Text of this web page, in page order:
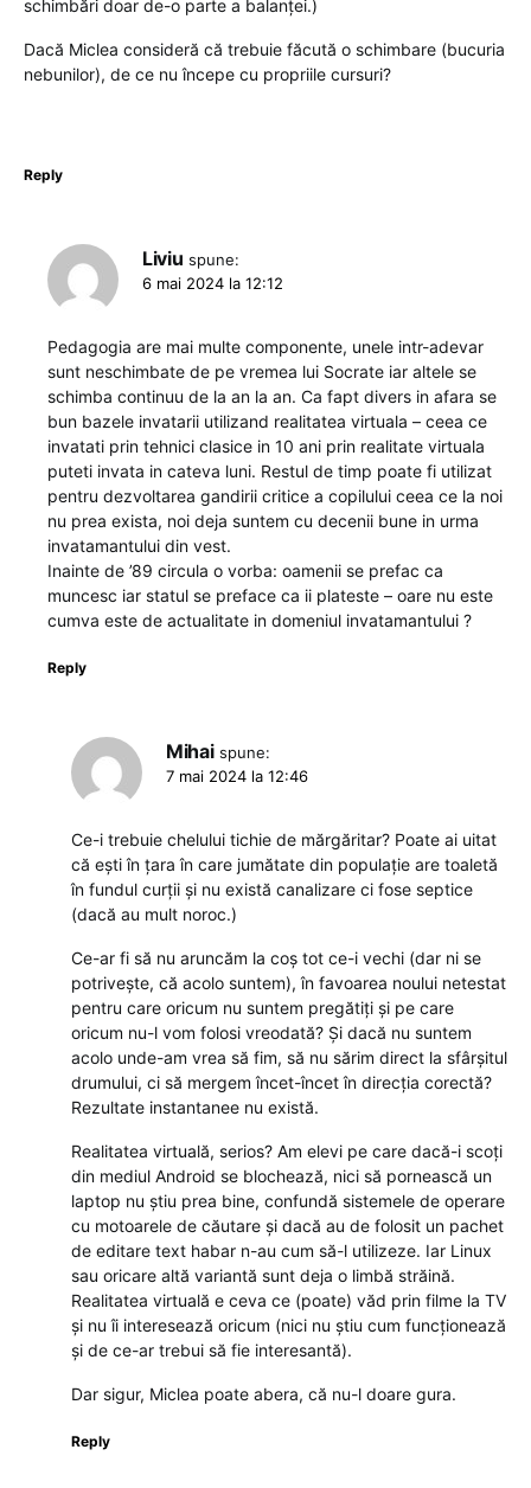
schimbări doar de-o parte a balanței.)
Dacă Miclea consideră că trebuie făcută o schimbare (bucuria
nebunilor), de ce nu începe cu propriile cursuri?
Reply
Liviu spune:
6 mai 2024 la 12:12
Pedagogia are mai multe componente, unele intr-adevar
sunt neschimbate de pe vremea lui Socrate iar altele se
schimba continuu de la an la an. Ca fapt divers in afara se
bun bazele invatarii utilizand realitatea virtuala – ceea ce
invatati prin tehnici clasice in 10 ani prin realitate virtuala
puteti invata in cateva luni. Restul de timp poate fi utilizat
pentru dezvoltarea gandirii critice a copilului ceea ce la noi
nu prea exista, noi deja suntem cu decenii bune in urma
invatamantului din vest.
Inainte de ’89 circula o vorba: oamenii se prefac ca
muncesc iar statul se preface ca ii plateste – oare nu este
cumva este de actualitate in domeniul invatamantului ?
Reply
Mihai spune:
7 mai 2024 la 12:46
Ce-i trebuie chelului tichie de mărgăritar? Poate ai uitat
că ești în țara în care jumătate din populație are toaletă
în fundul curții și nu există canalizare ci fose septice
(dacă au mult noroc.)
Ce-ar fi să nu aruncăm la coș tot ce-i vechi (dar ni se
potrivește, că acolo suntem), în favoarea noului netestat
pentru care oricum nu suntem pregătiți și pe care
oricum nu-l vom folosi vreodată? Și dacă nu suntem
acolo unde-am vrea să fim, să nu sărim direct la sfârșitul
drumului, ci să mergem încet-încet în direcția corectă?
Rezultate instantanee nu există.
Realitatea virtuală, serios? Am elevi pe care dacă-i scoți
din mediul Android se blochează, nici să pornească un
laptop nu știu prea bine, confundă sistemele de operare
cu motoarele de căutare și dacă au de folosit un pachet
de editare text habar n-au cum să-l utilizeze. Iar Linux
sau oricare altă variantă sunt deja o limbă străină.
Realitatea virtuală e ceva ce (poate) văd prin filme la TV
și nu îi interesează oricum (nici nu știu cum funcționează
și de ce-ar trebui să fie interesantă).
Dar sigur, Miclea poate abera, că nu-l doare gura.
Reply